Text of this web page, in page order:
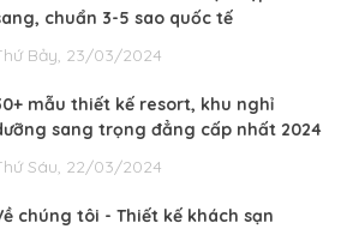
chuẩn 3-5 sao quốc tế
Bảy, 23/03/2024
mẫu thiết kế resort, khu nghỉ
sang trọng đẳng cấp nhất 2024
Sáu, 22/03/2024
chúng tôi - Thiết kế khách sạn